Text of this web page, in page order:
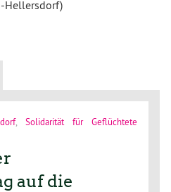
Hellersdorf)
, Solidarität für Geflüchtete
auf die